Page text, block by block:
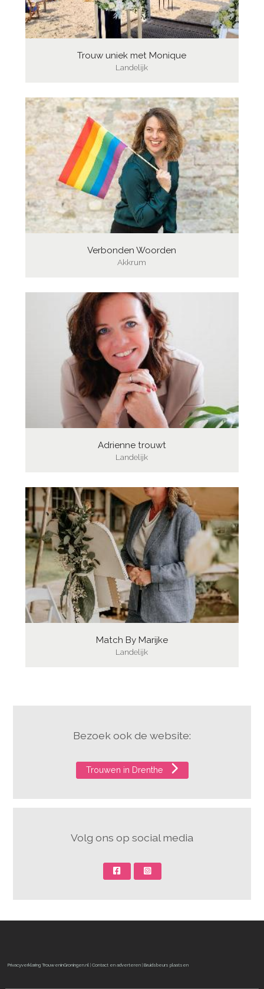
Trouw uniek met Monique
Landelijk
Verbonden Woorden
Akkrum
Adrienne trouwt
Landelijk
Match By Marijke
Landelijk
Bezoek ook de website:
Trouwen in Drenthe
Volg ons op social media
Privacyverklaring TrouweninGroningen.nl |Contact en adverteren |Bruidsbeurs plaatsen